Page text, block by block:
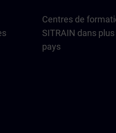
Centres de
SITRAIN dans
pays